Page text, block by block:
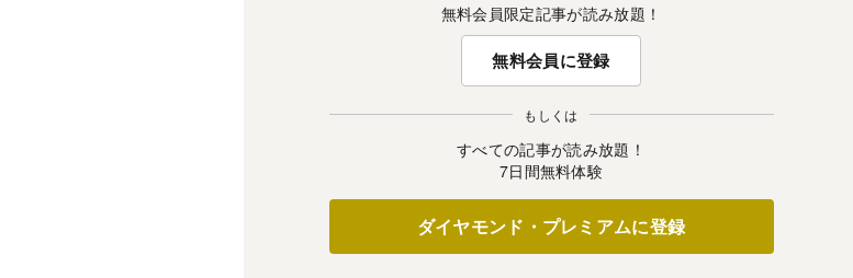
無料会員限定記事が読み放題！
無料会員に登録
もしくは
すべての記事が読み放題！
7日間無料体験
ダイヤモンド・プレミアムに登録